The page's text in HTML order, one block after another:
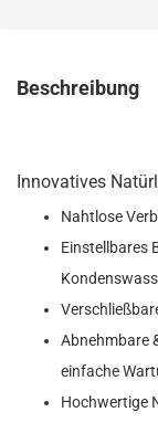
Beschreibung
Innovatives
Nahtlose
Einstellbares
Abnehmbare
einfache
Hochwertige